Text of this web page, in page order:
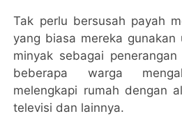
Tak perlu bersusah payah
yang biasa mereka gunakan
minyak sebagai
beberapa warga
melengkapi rumah dengan
televisi dan lainnya.